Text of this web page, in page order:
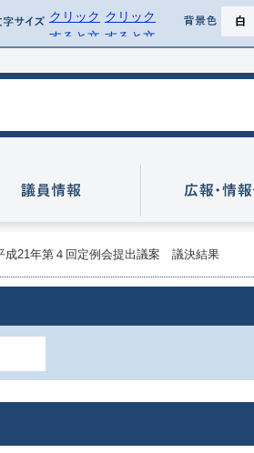
文字サイズ
クリック
すると文
を標準に
クリック
すると文
を拡大で
背景色
背景を
成21年第４回定例会提出議案 議決結果